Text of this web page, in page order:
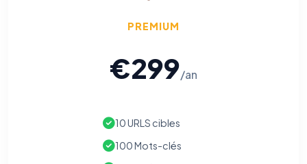
PREMIUM
€299/an
10 URLS cibles
100 Mots-clés
Meta/Facebook). Vous pouvez les refuser sans impact sur
Traceurs des courriels
Les e-mails peuvent contenir un pixel d'ouverture et des liens
traçants (Art. 82 loi Informatique et Libertés ; recommandation CNIL
pixels 2026 / FAQ juillet 2026).Ce suivi n'est pas géré par ce